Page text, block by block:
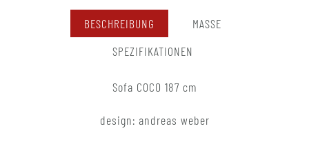
BESCHREIBUNG
MASSE
SPEZIFIKATIONEN
Sofa COCO 187 cm
design: andreas weber